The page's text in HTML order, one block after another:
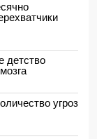
детство
угроз